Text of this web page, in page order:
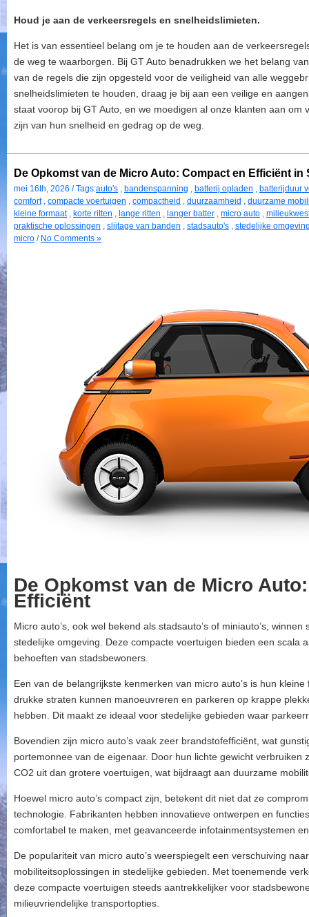
Houd je aan de verkeersregels en snelheidslimieten.
Het is van essentieel belang om je te houden aan de
de weg te waarborgen. Bij GT Auto benadrukken we het belang
van de regels die zijn opgesteld voor de veiligheid van alle
snelheidslimieten te houden, draag je bij aan een veilige en
staat voorop bij GT Auto, en we moedigen al onze klanten aan om
zijn van hun snelheid en gedrag op de weg.
De Opkomst van de Micro Auto: Compact en Efficiënt in
mei 16th, 2026 / Tags:auto's , bandenspanning , batterij opladen , batterijduur
comfort, compacte voertuigen , compactheid , duurzaamheid , duurzame
kleine formaat, korte ritten , lange ritten , langer batter , micro auto ,
praktische oplossingen , slijtage van banden , stadsauto's , stedelijke
micro / No Comments »
De Opkomst van de Micro
Efficiënt
Micro auto’s, ook wel bekend als stadsauto’s of miniauto’s,
stedelijke omgeving. Deze compacte voertuigen bieden een scala
behoeften van stadsbewoners.
Een van de belangrijkste kenmerken van micro auto’s is hun
drukke straten kunnen manoeuvreren en parkeren op krappe
hebben. Dit maakt ze ideaal voor stedelijke gebieden waar
Bovendien zijn micro auto’s vaak zeer brandstofefficiënt, wat
portemonnee van de eigenaar. Door hun lichte gewicht verbruiken
CO2 uit dan grotere voertuigen, wat bijdraagt aan duurzame
Hoewel micro auto’s compact zijn, betekent dit niet dat ze
technologie. Fabrikanten hebben innovatieve ontwerpen en
comfortabel te maken, met geavanceerde infotainmentsystemen
De populariteit van micro auto’s weerspiegelt een verschuiving
mobiliteitsoplossingen in stedelijke gebieden. Met toenemende
deze compacte voertuigen steeds aantrekkelijker voor
milieuvriendelijke transportopties.